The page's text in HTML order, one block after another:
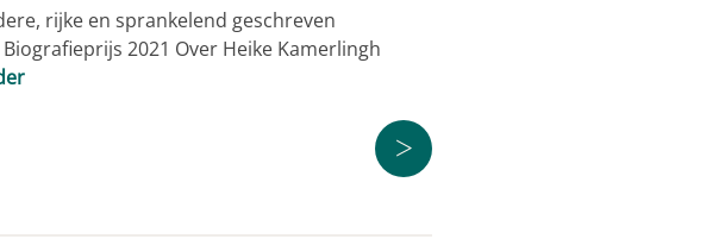
rijke en sprankelend geschreven
2021 Over Heike Kamerlingh
>